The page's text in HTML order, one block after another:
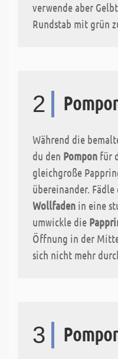
verwende aber
Rundstab mit grün
2
Während die
du den Pompon für
gleichgroße
übereinander.
Wollfaden in eine
umwickle die
Öffnung in der
sich nicht mehr
3